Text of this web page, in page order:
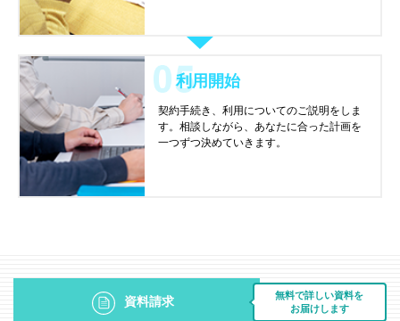
利用開始
契約手続き、利用についてのご説明をしま
す。相談しながら、あなたに合った計画を
一つずつ決めていきます。
無料で詳しい資料を
お届けします
資料請求